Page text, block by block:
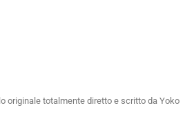
originale totalmente diretto e scritto da Yoko